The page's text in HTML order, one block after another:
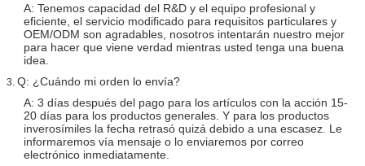
A: Tenemos capacidad del R&D y el equipo profesional y
eficiente, el servicio modificado para requisitos particulares y
OEM/ODM son agradables, nosotros intentarán nuestro mejor
para hacer que viene verdad mientras usted tenga una buena
idea.
3. Q: ¿Cuándo mi orden lo envía?
A: 3 días después del pago para los artículos con la acción 15-
20 días para los productos generales. Y para los productos
inverosímiles la fecha retrasó quizá debido a una escasez. Le
informaremos vía mensaje o lo enviaremos por correo
electrónico inmediatamente.